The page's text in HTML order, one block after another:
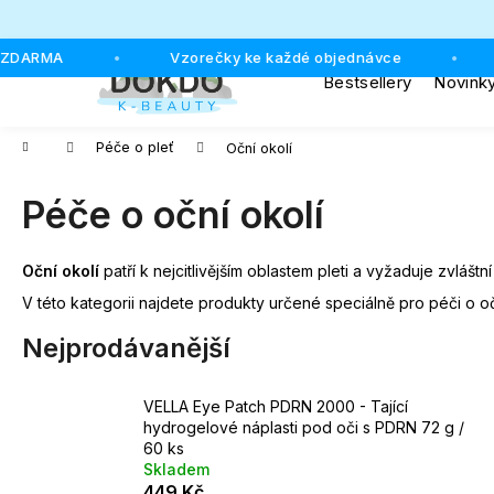
Vzorečky ke každé objednávce
na
Bestsellery
Domů Péče o pleť Oční okolí
Péče o oční okolí
Oční okolí patří k nejcitlivějším oblastem pleti a vyžaduje
V této kategorii najdete produkty určené speciálně pro péči o
Nejprodávanější
VELLA Eye Patch PDRN 2000 - Tající
hydrogelové náplasti pod oči s PDRN 72 g /
60 ks
Skladem
o
š
Zpět
Zpět